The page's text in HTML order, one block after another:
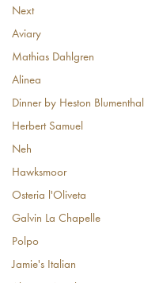
Next
Aviary
Mathias Dahlgren
Alinea
Dinner by Heston Blumenthal
Herbert Samuel
Neh
Hawksmoor
Osteria l'Oliveta
Galvin La Chapelle
Polpo
Jamie's Italian